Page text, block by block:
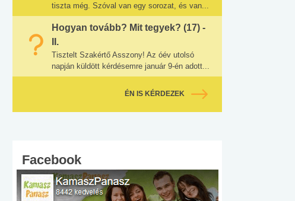
tiszta még. Szóval van egy sorozat, és van...
Hogyan tovább? Mit tegyek? (17) -
II.
Tisztelt Szakértő Asszony! Az óév utolsó
napján küldött kérdésemre január 9-én adott...
ÉN IS KÉRDEZEK
Facebook